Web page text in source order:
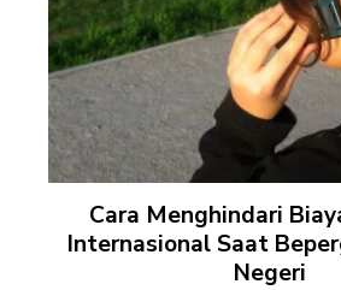
Cara Menghindari
Internasional Saat
Negeri